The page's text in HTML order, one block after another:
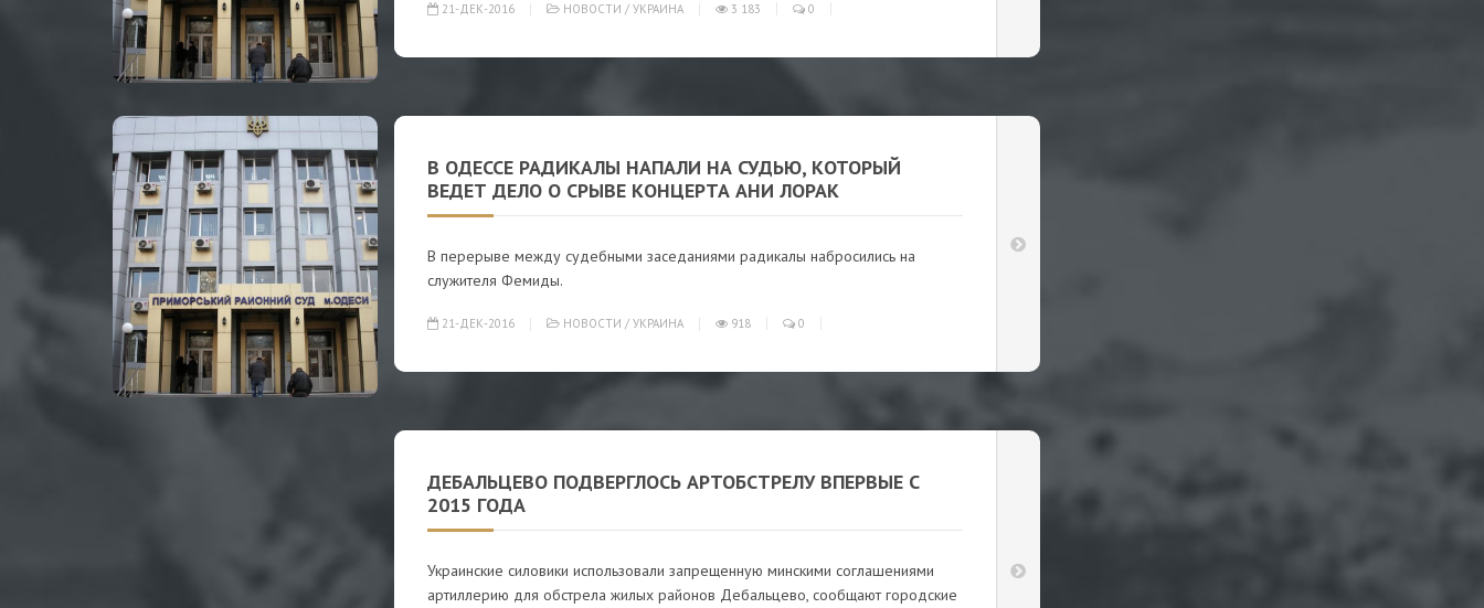
21-ДЕК-2016 НОВОСТИ / УКРАИНА 3 183 0
В ОДЕССЕ РАДИКАЛЫ НАПАЛИ НА СУДЬЮ, КОТОРЫЙ
ВЕДЕТ ДЕЛО О СРЫВЕ КОНЦЕРТА АНИ ЛОРАК
В перерыве между судебными заседаниями радикалы набросились на
служителя Фемиды.
21-ДЕК-2016 НОВОСТИ / УКРАИНА 918 0
ДЕБАЛЬЦЕВО ПОДВЕРГЛОСЬ АРТОБСТРЕЛУ ВПЕРВЫЕ С
2015 ГОДА
Украинские силовики использовали запрещенную минскими соглашениями
артиллерию для обстрела жилых районов Дебальцево, сообщают городские